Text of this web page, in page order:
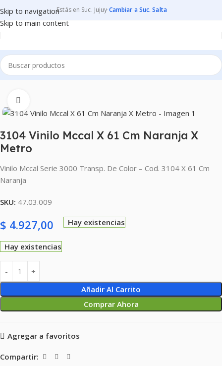
Skip to navigation
Skip to main content
Estás en Suc. Jujuy·Cambiar a Suc. Salta
Inicio CARTELERIA VINILOS MCCAL TRANSPARENTE S3000
3104 Vinilo Mccal X 61 Cm Naranja X
Metro
Vinilo Mccal Serie 3000 Transp. De Color – Cod. 3104 X 61 Cm
Naranja
SKU: 47.03.009
$ 4.927,00 Hay existencias
Hay existencias
Añadir Al Carrito
Comprar Ahora
Agregar a favoritos
Compartir: